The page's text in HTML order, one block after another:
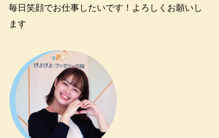
毎日笑顔でお仕事したいです！よろしくお願いし
ます